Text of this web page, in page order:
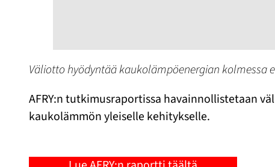
Väliotto hyödyntää kaukolämpöenergian kolmessa
AFRY:n tutkimusraportissa havainnollistetaan
kaukolämmön yleiselle kehitykselle.